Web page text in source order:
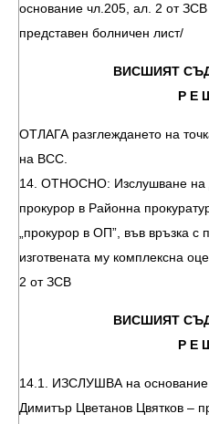
основание чл.205, ал. 2 от
представен болничен лист/
ВИСШИЯТ
Р Е
ОТЛАГА разглеждането на
на ВСС.
14. ОТНОСНО: Изслушване на
прокурор в Районна
„прокурор в ОП”, във връзка
изготвената му комплексна
2 от ЗСВ
ВИСШИЯТ
Р Е
14.1. ИЗСЛУШВА на основание
Димитър Цветанов Цвятков –